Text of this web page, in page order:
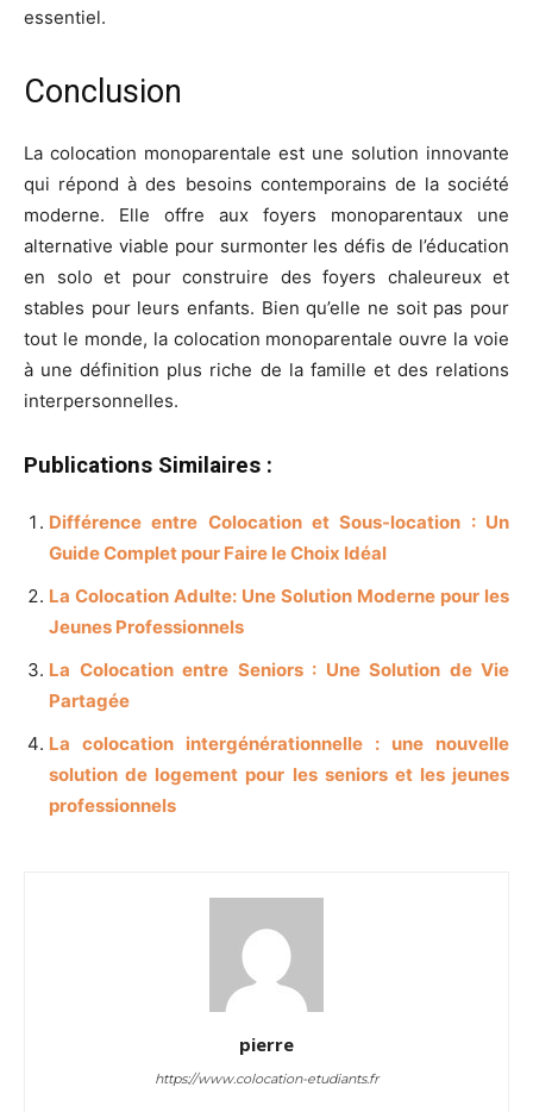
essentiel.
Conclusion
La colocation monoparentale est une solution innovante
qui répond à des besoins contemporains de la société
moderne. Elle offre aux foyers monoparentaux une
alternative viable pour surmonter les défis de l’éducation
en solo et pour construire des foyers chaleureux et
stables pour leurs enfants. Bien qu’elle ne soit pas pour
tout le monde, la colocation monoparentale ouvre la voie
à une définition plus riche de la famille et des relations
interpersonnelles.
Publications Similaires :
Différence entre Colocation et Sous-location : Un
Guide Complet pour Faire le Choix Idéal
La Colocation Adulte: Une Solution Moderne pour les
Jeunes Professionnels
La Colocation entre Seniors : Une Solution de Vie
Partagée
La colocation intergénérationnelle : une nouvelle
solution de logement pour les seniors et les jeunes
professionnels
pierre
https://www.colocation-etudiants.fr